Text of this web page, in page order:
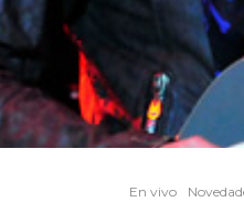
En vivo